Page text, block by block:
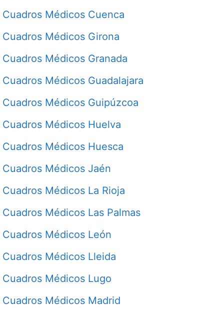
Cuadros Médicos Cuenca
Cuadros Médicos Girona
Cuadros Médicos Granada
Cuadros Médicos Guadalajara
Cuadros Médicos Guipúzcoa
Cuadros Médicos Huelva
Cuadros Médicos Huesca
Cuadros Médicos Jaén
Cuadros Médicos La Rioja
Cuadros Médicos Las Palmas
Cuadros Médicos León
Cuadros Médicos Lleida
Cuadros Médicos Lugo
Cuadros Médicos Madrid